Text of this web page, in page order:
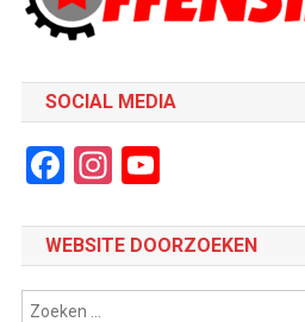
SOCIAL MEDIA
Facebook
Instagram
YouTube
WEBSITE DOORZOEKEN